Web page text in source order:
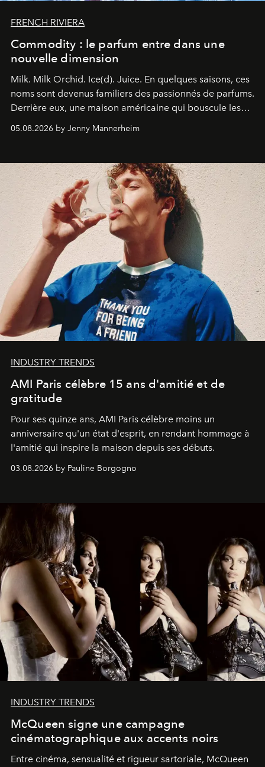
FRENCH RIVIERA
Commodity : le parfum entre dans une
nouvelle dimension
Milk. Milk Orchid. Ice(d). Juice. En quelques saisons, ces
noms sont devenus familiers des passionnés de parfums.
Derrière eux, une maison américaine qui bouscule les
codes de la parfumerie contemporaine en proposant
une approche aussi intuitive que personnelle :
05.08.2026 by Jenny Mannerheim
INDUSTRY TRENDS
AMI Paris célèbre 15 ans d'amitié et de
gratitude
Pour ses quinze ans, AMI Paris célèbre moins un
anniversaire qu'un état d'esprit, en rendant hommage à
l'amitié qui inspire la maison depuis ses débuts.
03.08.2026 by Pauline Borgogno
INDUSTRY TRENDS
McQueen signe une campagne
cinématographique aux accents noirs
Entre cinéma, sensualité et rigueur sartoriale, McQueen